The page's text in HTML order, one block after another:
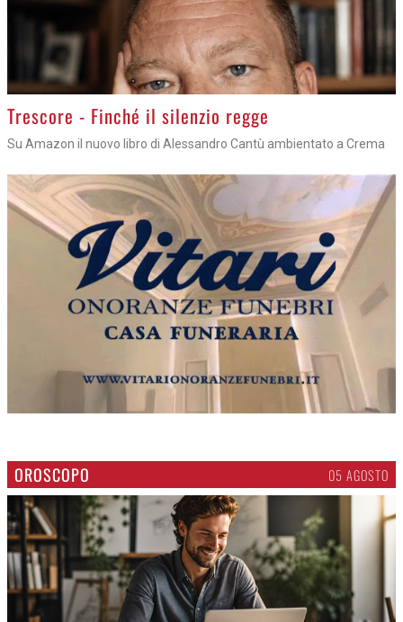
Trescore - Finché il silenzio regge
Su Amazon il nuovo libro di Alessandro Cantù ambientato a Crema
OROSCOPO 05 AGOSTO